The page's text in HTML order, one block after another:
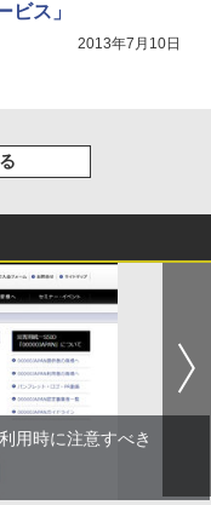
ビス」
2013年7月10日
用時に注意すべき